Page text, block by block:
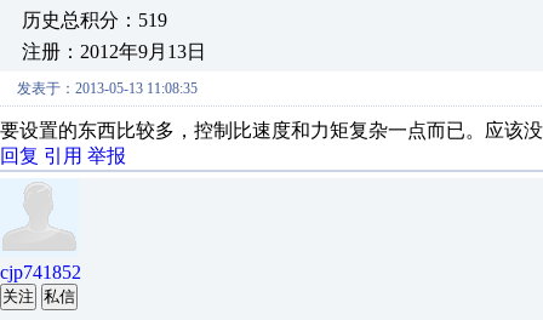
历史总积分：519
注册：2012年9月13日
发表于：2013-05-13 11:08:35
要设置的东西比较多，控制比速度和力矩复杂一点而已。应该
回复 引用 举报
cjp741852
关注 私信